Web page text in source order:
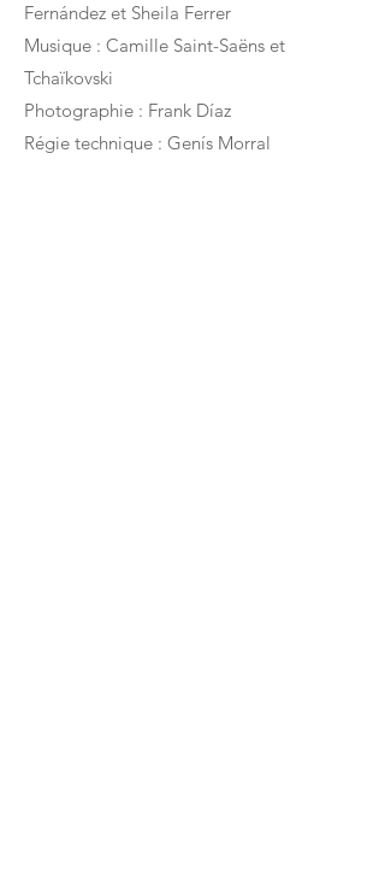
Fernández et Sheila Ferrer
Musique : Camille Saint-Saëns et
Tchaïkovski
Photographie : Frank Díaz
Régie technique : Genís Morral